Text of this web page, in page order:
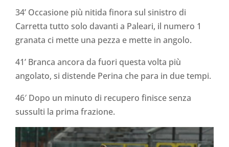
34’ Occasione più nitida finora sul sinistro di
Carretta tutto solo davanti a Paleari, il numero 1
granata ci mette una pezza e mette in angolo.
41’ Branca ancora da fuori questa volta più
angolato, si distende Perina che para in due tempi.
46′ Dopo un minuto di recupero finisce senza
sussulti la prima frazione.